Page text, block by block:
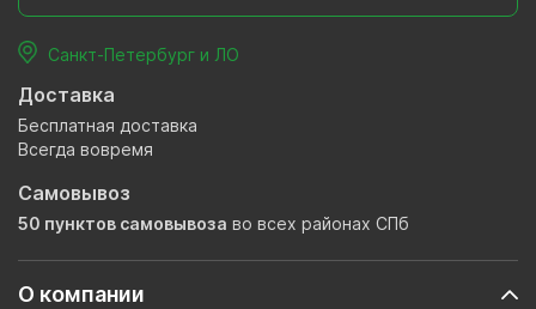
О компании
Санкт-Петербург и ЛО
Доставка
Бесплатная доставка
Всегда вовремя
Самовывоз
50 пунктов самовывоза во всех районах СПб